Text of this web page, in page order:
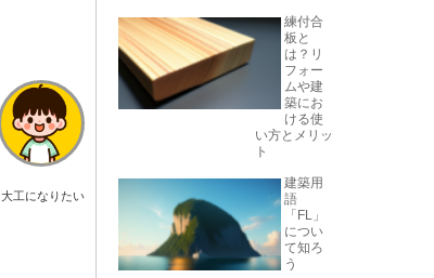
大工になりたい
練付合
板と
は？リ
フォー
ムや建
築にお
ける使
い方とメリッ
ト
建築用
語
「FL」
につい
て知ろ
う